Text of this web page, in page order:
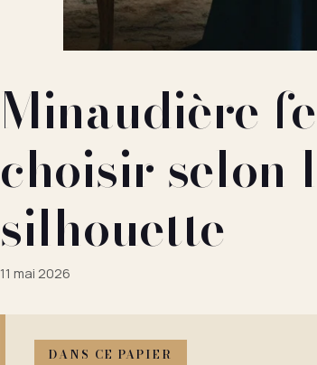
Minaudière
choisir selon
silhouette
11 mai 2026
DANS CE PAPIER